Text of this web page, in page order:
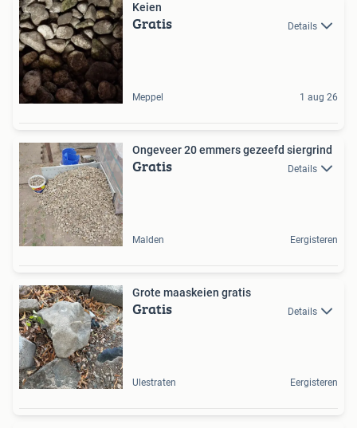
Keien
Gratis Details
Meppel 1 aug 26
Ongeveer 20 emmers gezeefd siergrind
Gratis Details
Malden Eergisteren
Grote maaskeien gratis
Gratis Details
Ulestraten Eergisteren